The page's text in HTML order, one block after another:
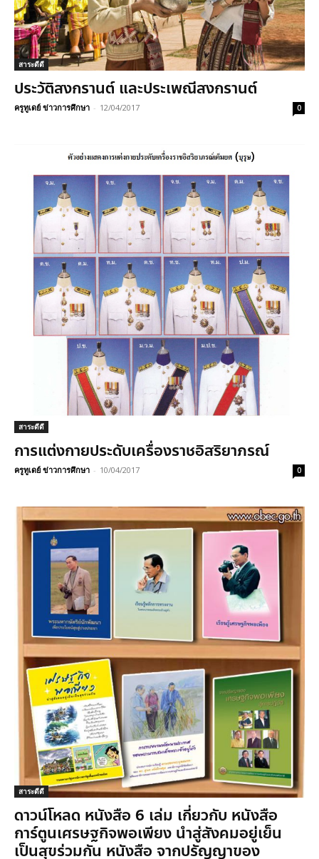
สาระดีดี
ประวัติสงกรานต์ และประเพณีสงกรานต์
ครูทูเดย์ ข่าวการศึกษา - 12/04/2017 0
สาระดีดี
การแต่งกายประดับเครื่องราชอิสริยาภรณ์
ครูทูเดย์ ข่าวการศึกษา - 10/04/2017 0
สาระดีดี
ดาวน์โหลด หนังสือ 6 เล่ม เกี่ยวกับ หนังสือ
การ์ตูนเศรษฐกิจพอเพียง นำสู่สังคมอยู่เย็น
เป็นสุขร่วมกัน หนังสือ จากปรัญญาของ